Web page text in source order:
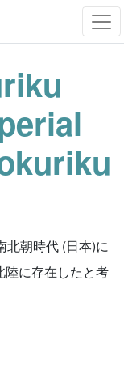
北朝時代 (日本)に
陸に存在したと考